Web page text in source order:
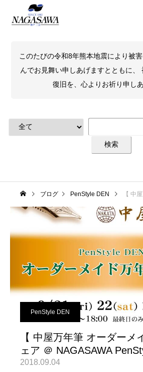
このたびの令和8年熊本地震により被
んでお見舞い申しあげますとともに、
復旧を、心よりお祈り申しあ
ブログ PenStyle DEN 【 中屋万年筆 オ
PenStyle DEN
【 中屋万年筆 オーダーメ
ェア ＠ NAGASAWA
2018.09.04